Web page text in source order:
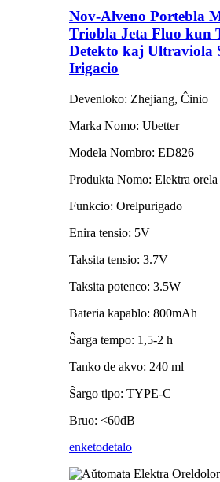
Nov-Alveno Portebla
Triobla Jeta Fluo kun
Detekto kaj Ultraviola
Irigacio
Devenloko: Zhejiang, Ĉinio
Marka Nomo: Ubetter
Modela Nombro: ED826
Produkta Nomo: Elektra
Funkcio: Orelpurigado
Enira tensio: 5V
Taksita tensio: 3.7V
Taksita potenco: 3.5W
Bateria kapablo: 800mAh
Ŝarga tempo: 1,5-2 h
Tanko de akvo: 240 ml
Ŝargo tipo: TYPE-C
Bruo: <60dB
enketodetalo